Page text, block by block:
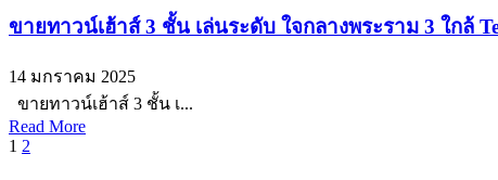
ขายทาวน์เฮ้าส์ 3 ชั้น เล่นระดับ ใจกลางพระราม 3 ใกล้
14 มกราคม 2025
ขายทาวน์เฮ้าส์ 3 ชั้น เ...
Read More
Posts
1 2